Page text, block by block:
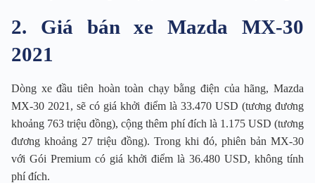
2. Giá bán xe Mazda MX-30
2021
Dòng xe đầu tiên hoàn toàn chạy bằng điện của hãng, Mazda
MX-30 2021, sẽ có giá khởi điểm là 33.470 USD (tương đương
khoảng 763 triệu đồng), cộng thêm phí đích là 1.175 USD (tương
đương khoảng 27 triệu đồng). Trong khi đó, phiên bản MX-30
với Gói Premium có giá khởi điểm là 36.480 USD, không tính
phí đích.